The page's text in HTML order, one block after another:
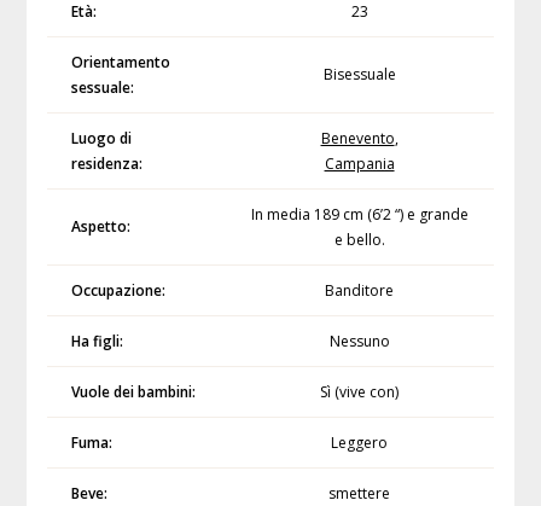
Età: 23
Orientamento
sessuale:
Bisessuale
Luogo di
residenza:
Benevento,
Campania
Aspetto:
In media 189 cm (6’2 “) e grande
e bello.
Occupazione: Banditore
Ha figli: Nessuno
Vuole dei bambini: Sì (vive con)
Fuma: Leggero
Beve: smettere